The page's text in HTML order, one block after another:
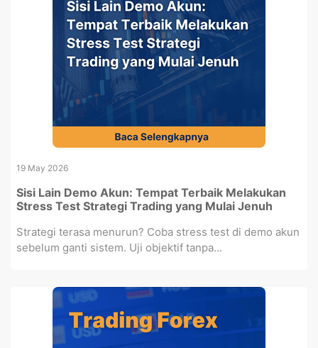
19 May 2026
Sisi Lain Demo Akun: Tempat Terbaik Melakukan
Stress Test Strategi Trading yang Mulai Jenuh
Strategi terasa menurun? Coba stress test di demo akun
sebelum ganti sistem. Uji objektif tanpa...